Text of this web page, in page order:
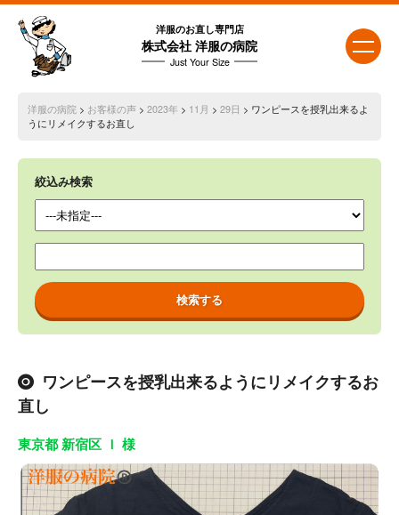
洋服のお直し専門店
株式会社 洋服の病院
Just Your Size
洋服の病院 > お客様の声> 2023年 > 11月 > 29日 > ワンピースを授乳出来るよ
うにリメイクするお直し
絞込み検索
ワンピースを授乳出来るようにリメイクするお
直し
東京都 新宿区 Ｉ 様